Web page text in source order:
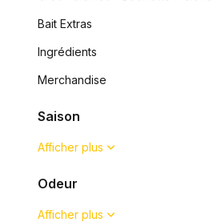
Bait Extras
Ingrédients
Merchandise
Saison
Afficher plus
Odeur
Afficher plus